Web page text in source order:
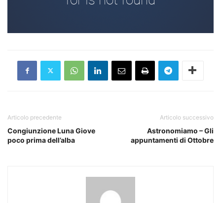
Articolo precedente
Congiunzione Luna Giove
poco prima dell’alba
Articolo successivo
Astronomiamo – Gli
appuntamenti di Ottobre